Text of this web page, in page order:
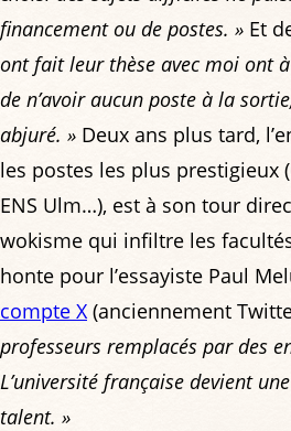
financement ou de postes. » Et
ont fait leur thèse avec moi ont
de n’avoir aucun poste à la
abjuré. » Deux ans plus tard,
les postes les plus prestigieux
ENS Ulm…), est à son tour
wokisme qui infiltre les
honte pour l’essayiste Paul
compte X (anciennement
professeurs remplacés par des
L’université française devient
talent. »